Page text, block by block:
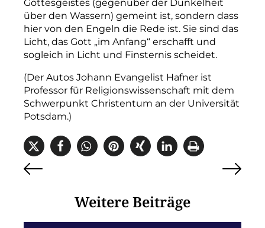
Gottesgeistes (gegenüber der Dunkelheit
über den Wassern) gemeint ist, sondern dass
hier von den Engeln die Rede ist. Sie sind das
Licht, das Gott „im Anfang“ erschafft und
sogleich in Licht und Finsternis scheidet.
(Der Autos Johann Evangelist Hafner ist
Professor für Religionswissenschaft mit dem
Schwerpunkt Christentum an der Universität
Potsdam.)
Weitere Beiträge